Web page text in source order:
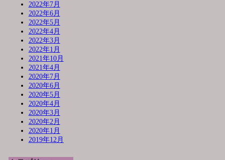
2022年7月
2022年6月
2022年5月
2022年4月
2022年3月
2022年1月
2021年10月
2021年4月
2020年7月
2020年6月
2020年5月
2020年4月
2020年3月
2020年2月
2020年1月
2019年12月